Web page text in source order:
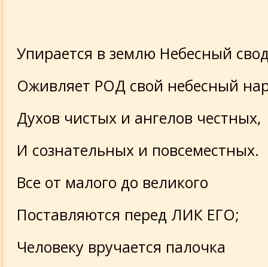
Упирается в землю Небесный
Оживляет РОД свой небесный
Духов чистых и ангелов честных,
И сознательных и повсеместных.
Все от малого до великого
Поставляются перед ЛИК ЕГО;
Человеку вручается палочка